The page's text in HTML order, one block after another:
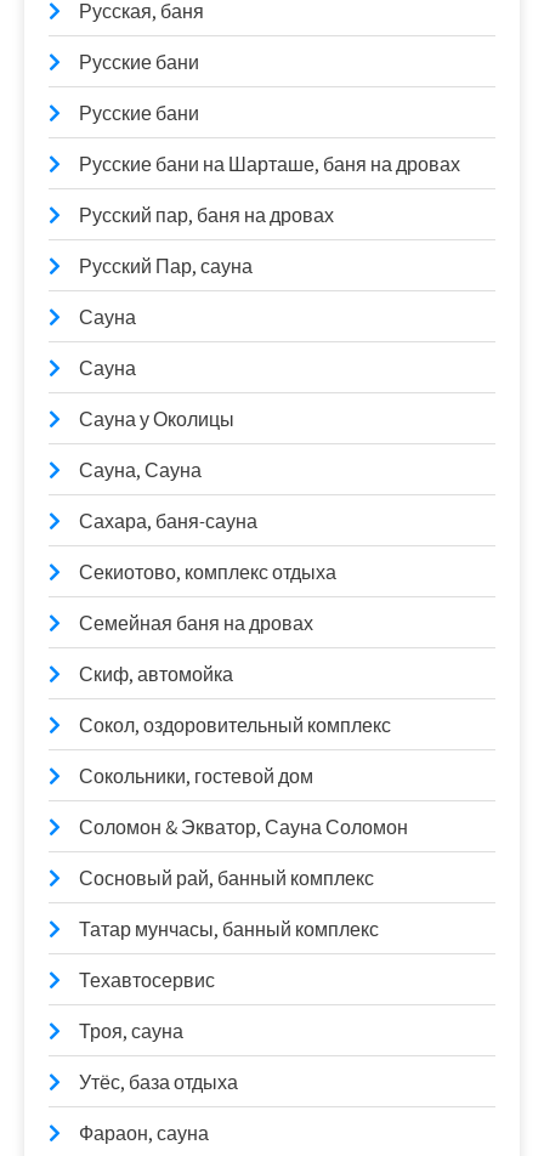
Русская, баня
Русские бани
Русские бани
Русские бани на Шарташе, баня на дровах
Русский пар, баня на дровах
Русский Пар, сауна
Сауна
Сауна
Сауна у Околицы
Сауна, Сауна
Сахара, баня-сауна
Секиотово, комплекс отдыха
Семейная баня на дровах
Скиф, автомойка
Сокол, оздоровительный комплекс
Сокольники, гостевой дом
Соломон & Экватор, Сауна Соломон
Сосновый рай, банный комплекс
Татар мунчасы, банный комплекс
Техавтосервис
Троя, сауна
Утёс, база отдыха
Фараон, сауна